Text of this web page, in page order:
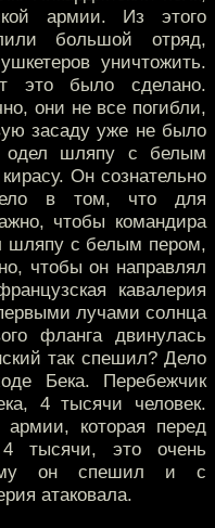
армии. Из этого
большой отряд,
уничтожить.
это было сделано.
они не все погибли,
засаду уже не было
одел шляпу с белым
Он сознательно
в том, что для
чтобы командира
шляпу с белым пером,
чтобы он направлял
кавалерия
лучами солнца
фланга двинулась
так спешил? Дело
Бека. Перебежчик
4 тысячи человек.
армии, которая перед
тысячи, это очень
он спешил и с
атаковала.